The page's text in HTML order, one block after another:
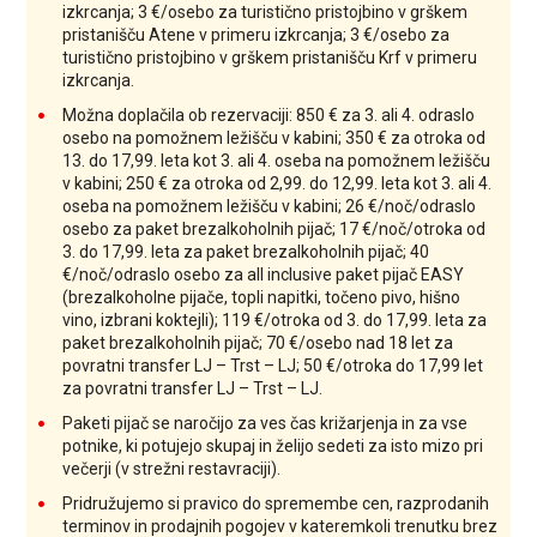
izkrcanja; 3 €/osebo za turistično pristojbino v grškem
pristanišču Atene v primeru izkrcanja; 3 €/osebo za
turistično pristojbino v grškem pristanišču Krf v primeru
izkrcanja.
Možna doplačila ob rezervaciji: 850 € za 3. ali 4. odraslo
osebo na pomožnem ležišču v kabini; 350 € za otroka od
13. do 17,99. leta kot 3. ali 4. oseba na pomožnem ležišču
v kabini; 250 € za otroka od 2,99. do 12,99. leta kot 3. ali 4.
oseba na pomožnem ležišču v kabini;26 €/noč/odraslo
osebo za paket brezalkoholnih pijač; 17 €/noč/otroka od
3. do 17,99. leta za paket brezalkoholnih pijač; 40
€/noč/odraslo osebo za all inclusive paket pijač EASY
(brezalkoholne pijače, topli napitki, točeno pivo, hišno
vino, izbrani koktejli); 119 €/otroka od 3. do 17,99. leta za
paket brezalkoholnih pijač; 70 €/osebo nad 18 let za
povratni transfer LJ – Trst – LJ; 50 €/otroka do 17,99 let
za povratni transfer LJ – Trst – LJ.
Paketi pijač se naročijo za ves čas križarjenja in za vse
potnike, ki potujejo skupaj in želijo sedeti za isto mizo pri
večerji (v strežni restavraciji).
Pridružujemo si pravico do spremembe cen, razprodanih
terminov in prodajnih pogojev v kateremkoli trenutku brez